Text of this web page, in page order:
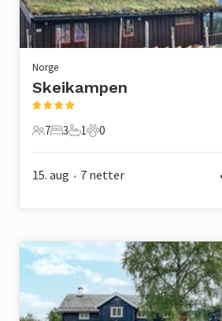
Norge
Skeikampen
7 Gjester
7
3 Soverom
3
1 Bad
1
0 Kjæledyr
0
15. aug • 7 netter